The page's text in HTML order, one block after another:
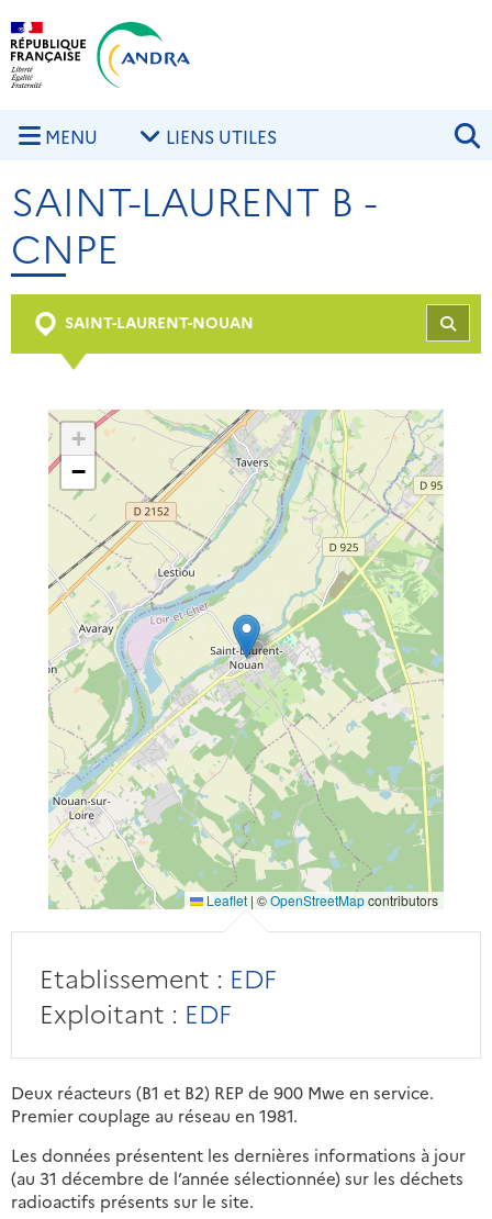
Aller au contenu principal
MENU LIENS UTILES
SAINT-LAURENT B -
CNPE
SAINT-LAURENT-NOUAN
+
−
Leaflet | ©OpenStreetMapcontributors
Etablissement : EDF
Exploitant : EDF
Deux réacteurs (B1 et B2) REP de 900 Mwe en service.
Premier couplage au réseau en 1981.
Les données présentent les dernières informations à jour
(au 31 décembre de l’année sélectionnée) sur les déchets
radioactifs présents sur le site.